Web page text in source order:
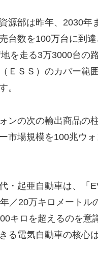
源部は昨年、2030
台数を100万台に到
を走る3万3000台の
ＥＳＳ）のカバー範
。
ンの次の輸出商品の
市場規模を100兆ウ
・起亜自動車は、「
／20万キロメート
キロを超えるのを
る電気自動車の核